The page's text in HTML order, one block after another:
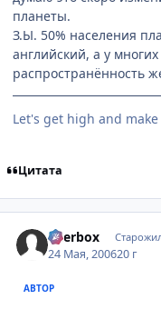
планеты.
З.Ы. 50% населения
английский, а у
распространённость
Let's get high and
Цитата
Beerbox
24 Мая, 200620 г
АВТОР